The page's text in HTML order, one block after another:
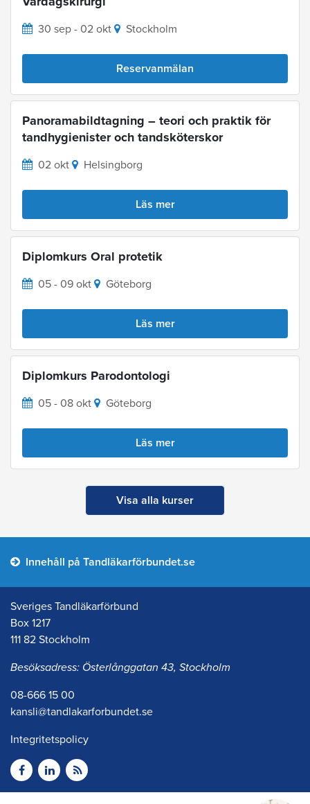
30 sep - 02 okt Stockholm
Reservanmälan
Panoramabildtagning – teori och praktik för
tandhygienister och tandsköterskor
02 okt Helsingborg
Läs mer
Diplomkurs Oral protetik
05 - 09 okt Göteborg
Läs mer
Diplomkurs Parodontologi
05 - 08 okt Göteborg
Läs mer
Visa alla kurser
Innehåll på Tandläkarförbundet.se
Sveriges Tandläkarförbund
Box 1217
111 82 Stockholm
Besöksadress: Österlånggatan 43, Stockholm
08-666 15 00
kansli@tandlakarforbundet.se
Integritetspolicy